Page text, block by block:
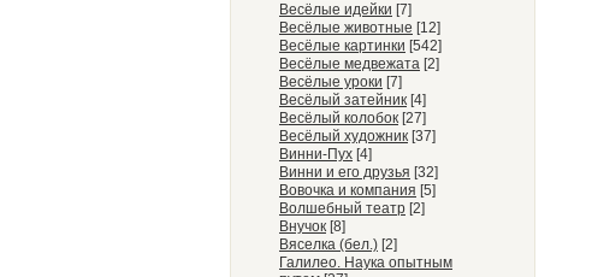
Весёлые идейки [7]
Весёлые животные [12]
Весёлые картинки [542]
Весёлые медвежата [2]
Весёлые уроки [7]
Весёлый затейник [4]
Весёлый колобок [27]
Весёлый художник [37]
Винни-Пух [4]
Винни и его друзья [32]
Вовочка и компания [5]
Волшебный театр [2]
Внучок [8]
Вяселка (бел.) [2]
Галилео. Наука опытным